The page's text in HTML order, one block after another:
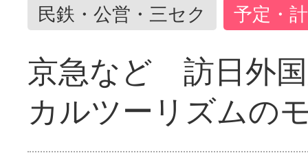
民鉄・公営・三セク 予定・
京急など 訪日外
カルツーリズムの